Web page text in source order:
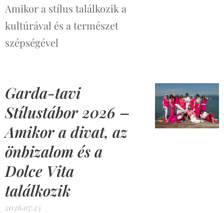
Amikor a stílus találkozik a
kultúrával és a természet
szépségével
Garda-tavi
Stílustábor 2026 –
Amikor a divat, az
önbizalom és a
Dolce Vita
találkozik
2026.07.25